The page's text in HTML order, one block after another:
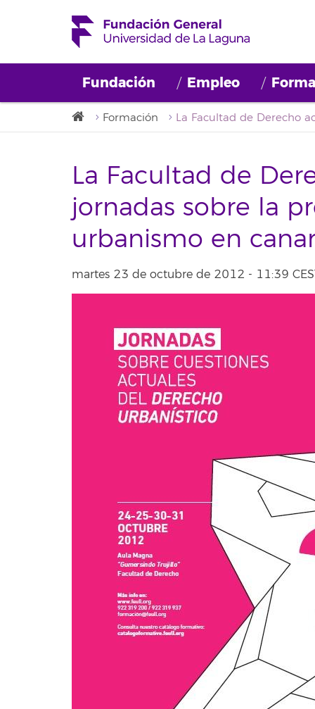
Fundación Empleo
Formación
La Facultad de
jornadas sobre la
urbanismo en
martes 23 de octubre de 2012 - 11:39